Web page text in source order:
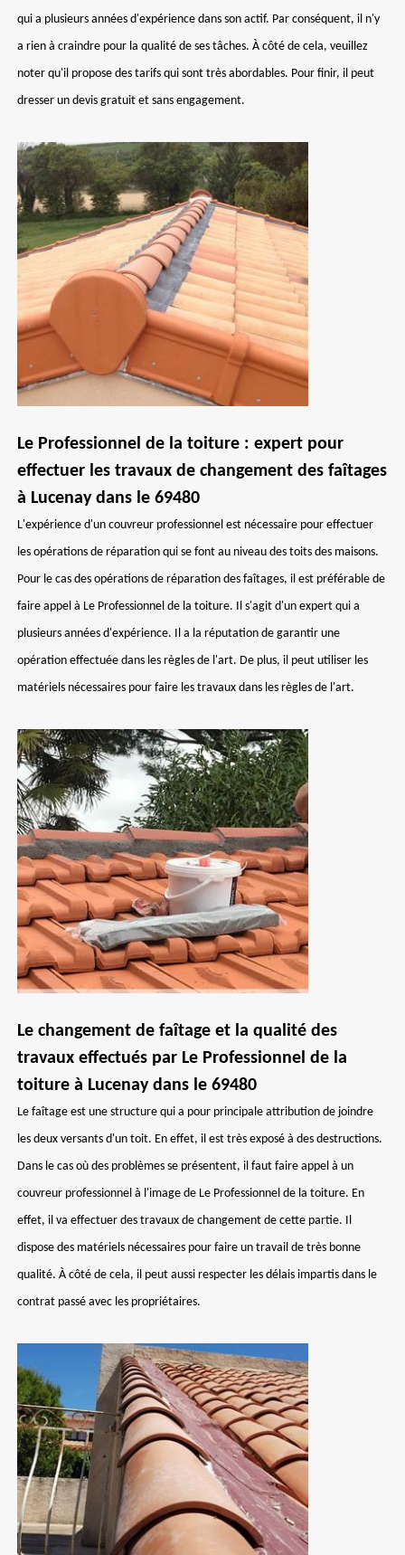
qui a plusieurs années d'expérience dans son actif. Par conséquent, il n'y
a rien à craindre pour la qualité de ses tâches. À côté de cela, veuillez
noter qu'il propose des tarifs qui sont très abordables. Pour finir, il peut
dresser un devis gratuit et sans engagement.
Le Professionnel de la toiture : expert pour
effectuer les travaux de changement des faîtages
à Lucenay dans le 69480
L'expérience d'un couvreur professionnel est nécessaire pour effectuer
les opérations de réparation qui se font au niveau des toits des maisons.
Pour le cas des opérations de réparation des faîtages, il est préférable de
faire appel à Le Professionnel de la toiture. Il s'agit d'un expert qui a
plusieurs années d'expérience. Il a la réputation de garantir une
opération effectuée dans les règles de l'art. De plus, il peut utiliser les
matériels nécessaires pour faire les travaux dans les règles de l'art.
Le changement de faîtage et la qualité des
travaux effectués par Le Professionnel de la
toiture à Lucenay dans le 69480
Le faîtage est une structure qui a pour principale attribution de joindre
les deux versants d'un toit. En effet, il est très exposé à des destructions.
Dans le cas où des problèmes se présentent, il faut faire appel à un
couvreur professionnel à l'image de Le Professionnel de la toiture. En
effet, il va effectuer des travaux de changement de cette partie. Il
dispose des matériels nécessaires pour faire un travail de très bonne
qualité. À côté de cela, il peut aussi respecter les délais impartis dans le
contrat passé avec les propriétaires.